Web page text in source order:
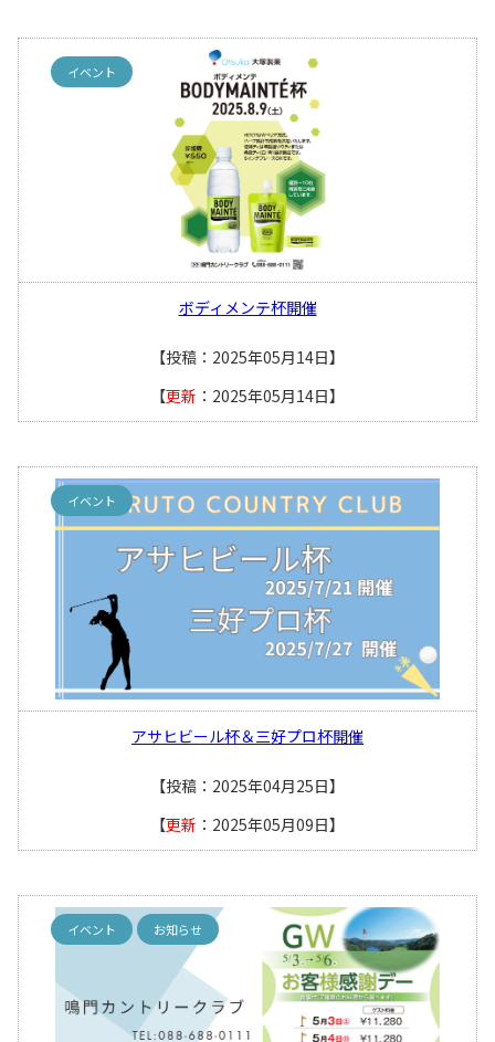
イベント
ボディメンテ杯開催
【投稿：2025年05月14日】
【更新 ：2025年05月14日】
イベント
アサヒビール杯＆三好プロ杯開催
【投稿：2025年04月25日】
【更新 ：2025年05月09日】
イベント お知らせ